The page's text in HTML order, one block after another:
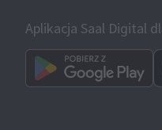
Aplikacja Saal Digital